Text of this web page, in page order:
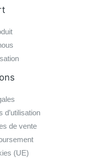
d’utilisation
de vente
(UE)